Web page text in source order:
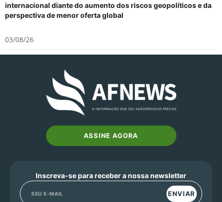
internacional diante do aumento dos riscos geopolíticos e da
perspectiva de menor oferta global
03/08/26
ASSINE AGORA
Inscreva-se para receber a nossa newsletter
ENVIAR